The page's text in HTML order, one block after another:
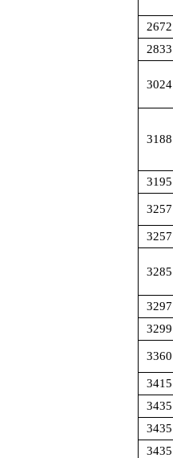
2672
2833
3024
3188
3195
3257
3257
3285
3297
3299
3360
3415
3435
3435
3435